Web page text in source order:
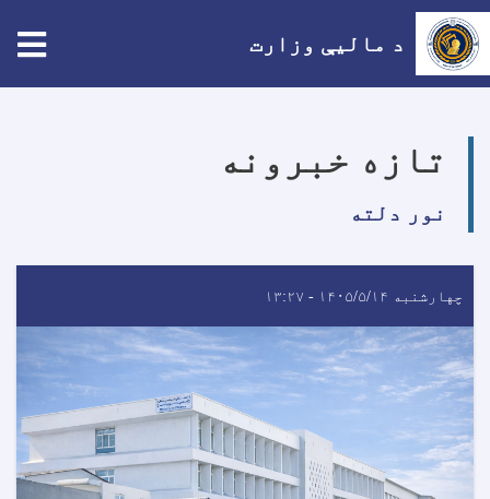
د مالیې وزارت
تازه خبرونه
نور دلته
چهارشنبه ۱۴۰۵/۵/۱۴ - ۱۳:۲۷